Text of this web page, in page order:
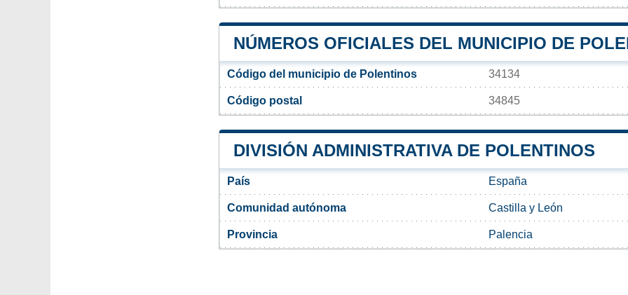
NÚMEROS OFICIALES DEL MUNICIPIO DE
Código del municipio de Polentinos 34134
Código postal 34845
DIVISIÓN ADMINISTRATIVA DE POLENTINOS
País España
Comunidad autónoma Castilla y León
Provincia Palencia